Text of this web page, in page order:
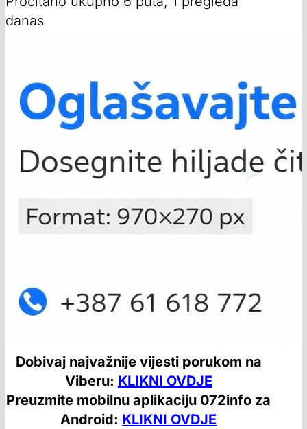
danas
Dobivaj najvažnije vijesti porukom na
Viberu: KLIKNI OVDJE
Preuzmite mobilnu aplikaciju 072info za
Android: KLIKNI OVDJE